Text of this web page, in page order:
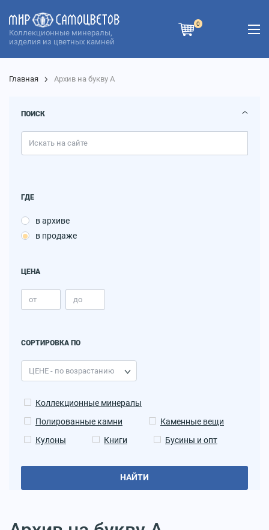
Коллекционные минералы,
изделия из цветных камней
0
Главная Архив на букву А
ПОИСК
ГДЕ
в архиве
в продаже
ЦЕНА
СОРТИРОВКА ПО
Коллекционные минералы
Полированные камни
Каменные вещи
Кулоны
Книги Бусины и опт
НАЙТИ